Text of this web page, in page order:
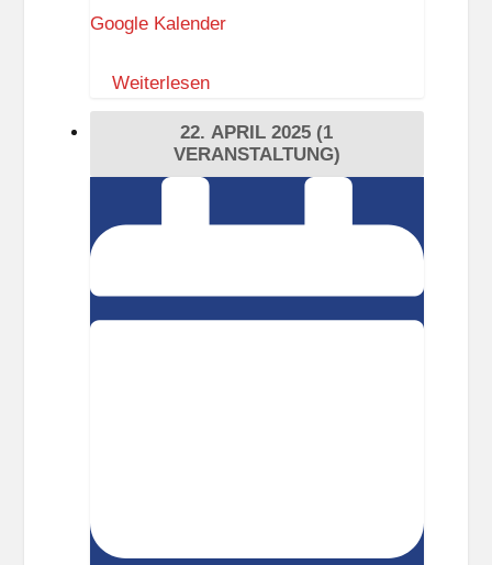
o
)
l
r
a
f
i
Google Kalender
Weiterlesen
22. APRIL 2025 (1
VERANSTALTUNG)
macht
glücklich